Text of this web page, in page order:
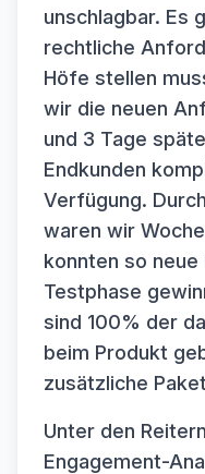
unschlagbar. Es
rechtliche
Höfe stellen
wir die neuen
und 3 Tage
Endkunden
Verfügung.
waren wir
konnten so
Testphase
sind 100% der
beim Produkt
zusätzliche
Unter den
Engagement-